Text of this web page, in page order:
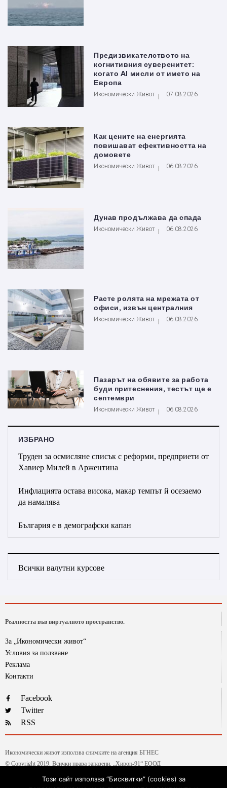
Предизвикателството на
когнитивния суверенитет:
когато AI мисли от името на
Европа
Икономически Живот 07.08.2026
Как цените на енергията
повишават ефективността на
домовете
Икономически Живот 06.08.2026
Дунав продължава да спада
Икономически Живот 06.08.2026
Расте ролята на мрежата от
офиси, извън централния
Икономически Живот 06.08.2026
Пазарът на обявите за работа
буди притеснения, тестът ще е
септември
Икономически Живот 06.08.2026
ИЗБРАНО
Труден за осмисляне списък с реформи, предприети от
Хавиер Милей в Аржентина
Инфлацията остава висока, макар темпът й осезаемо
да намалява
България е в демографски капан
Всички валутни курсове
Реалността във виртуалното пространство.
За „Икономически живот“
Условия за ползване
Реклама
Контакти
Facebook
Twitter
RSS
Икономически живот използва снимките на агенция БГНЕС
© Copyright 2019. Всички права запазени. „Хирон-91“ ЕООД
Този сайт използва “Бисквитки” (cookies) за